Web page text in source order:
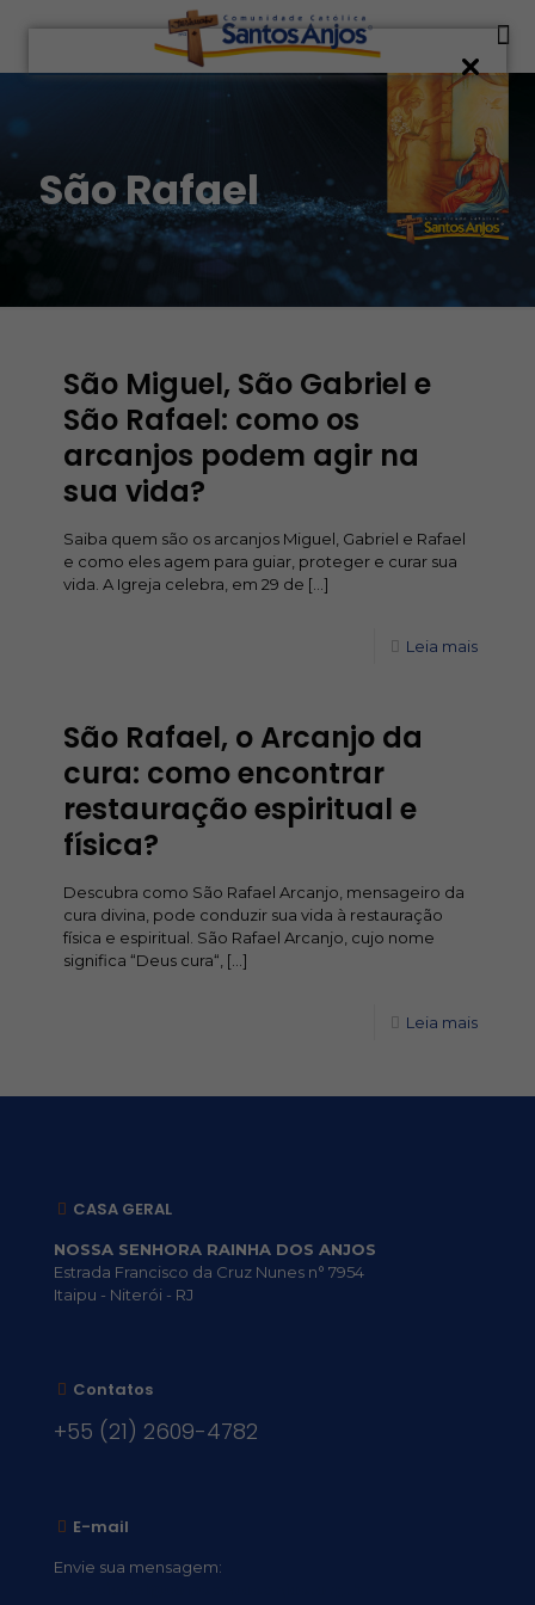
São Rafael
São Miguel, São Gabriel e
São Rafael: como os
arcanjos podem agir na
sua vida?
Saiba quem são os arcanjos Miguel, Gabriel e Rafael
e como eles agem para guiar, proteger e curar sua
vida. A Igreja celebra, em 29 de […]
Leia mais
São Rafael, o Arcanjo da
cura: como encontrar
restauração espiritual e
física?
Descubra como São Rafael Arcanjo, mensageiro da
cura divina, pode conduzir sua vida à restauração
física e espiritual. São Rafael Arcanjo, cujo nome
significa “Deus cura“, […]
Leia mais
CASA GERAL
NOSSA SENHORA RAINHA DOS ANJOS
Estrada Francisco da Cruz Nunes n° 7954
Itaipu - Niterói - RJ
Contatos
+55 (21) 2609-4782
E-mail
Envie sua mensagem: